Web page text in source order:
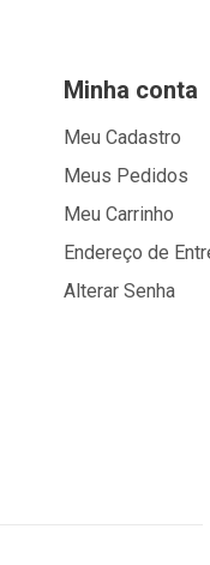
Minha conta
Meu Cadastro
Meus Pedidos
Meu Carrinho
Endereço de
Alterar Senha